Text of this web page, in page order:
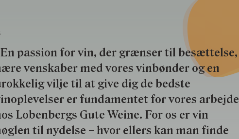
passion for vin, der grænser til besættelse,
venskaber med vores vinbønder og en
vilje til at give dig de bedste
er fundamentet for vores arbejde
Lobenbergs Gute Weine. For os er vin
til nydelse – hvor ellers kan man finde